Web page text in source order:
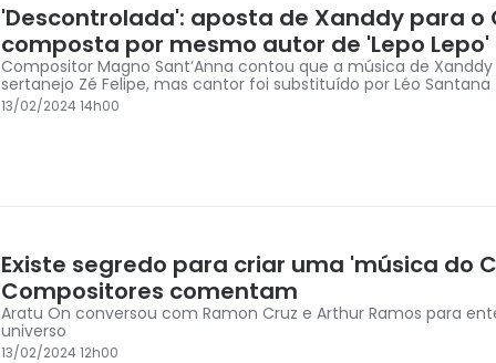
'Descontrolada': aposta de Xanddy para o
composta por mesmo autor de 'Lepo Lepo'
Compositor Magno Sant’Anna contou que a música de
sertanejo Zé Felipe, mas cantor foi substituído por Léo Santana
13/02/2024 14h00
Existe segredo para criar uma 'música do
Compositores comentam
Aratu On conversou com Ramon Cruz e Arthur Ramos para
universo
13/02/2024 12h00